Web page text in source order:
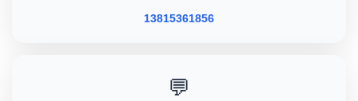
13815361856
💬